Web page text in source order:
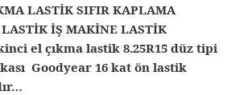
LASTİK SIFIR KAPLAMA
İŞ MAKİNE LASTİK
el çıkma lastik 8.25R15 düz tipi
Goodyear 16 kat ön lastik